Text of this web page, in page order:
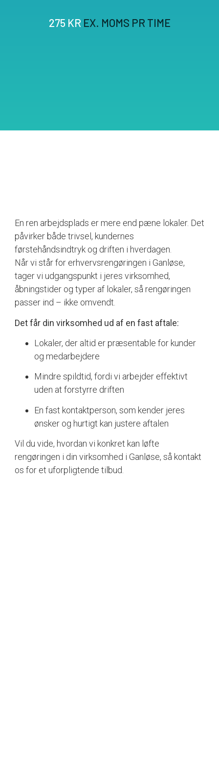
275 KR EX. MOMS PR TIME
En ren arbejdsplads er mere end pæne lokaler. Det
påvirker både trivsel, kundernes
førstehåndsindtryk og driften i hverdagen.
Når vi står for erhvervsrengøringen i Ganløse,
tager vi udgangspunkt i jeres virksomhed,
åbningstider og typer af lokaler, så rengøringen
passer ind – ikke omvendt.
Det får din virksomhed ud af en fast aftale:
Lokaler, der altid er præsentable for kunder
og medarbejdere
Mindre spildtid, fordi vi arbejder effektivt
uden at forstyrre driften
En fast kontaktperson, som kender jeres
ønsker og hurtigt kan justere aftalen
Vil du vide, hvordan vi konkret kan løfte
rengøringen i din virksomhed i Ganløse, så kontakt
os for et uforpligtende tilbud.